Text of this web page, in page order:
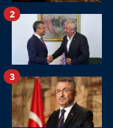
2
3